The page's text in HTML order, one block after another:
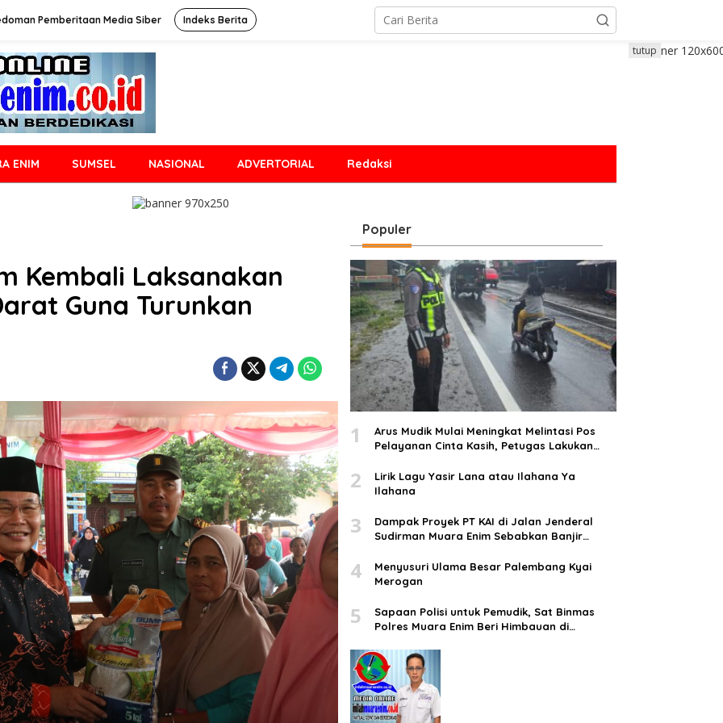
Pemberitaan Media Siber Indeks Berita
ENIM SUMSEL NASIONAL ADVERTORIAL Redaksi
tutup
Kembali Laksanakan
Guna Turunkan
Populer
1
Arus Mudik Mulai Meningkat Melintasi Pos
Pelayanan Cinta Kasih, Petugas Lakukan
2
Lirik Lagu Yasir Lana atau Ilahana Ya
Ilahana
3
Dampak Proyek PT KAI di Jalan Jenderal
Sudirman Muara Enim Sebabkan Banjir
4
Menyusuri Ulama Besar Palembang Kyai
Merogan
5
Sapaan Polisi untuk Pemudik, Sat Binmas
Polres Muara Enim Beri Himbauan di